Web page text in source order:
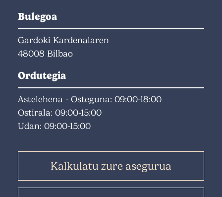
Bulegoa
Gardoki Kardenalaren
48008 Bilbao
Ordutegia
Astelehena - Osteguna: 09:00-18:00
Ostirala: 09:00-15:00
Udan: 09:00-15:00
Kalkulatu zure asegurua